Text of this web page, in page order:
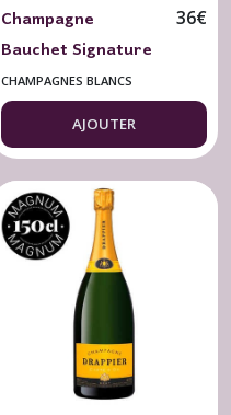
Champagne
Bauchet Signature
1er Cru - Brut 75 cl.
36€
CHAMPAGNES BLANCS
AJOUTER